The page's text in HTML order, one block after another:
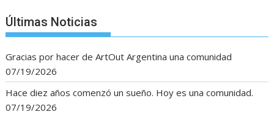
Últimas Noticias
Gracias por hacer de ArtOut Argentina una comunidad
07/19/2026
Hace diez años comenzó un sueño. Hoy es una comunidad.
07/19/2026